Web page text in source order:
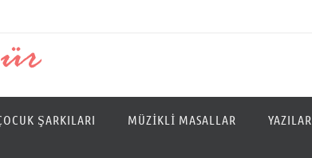
ŞARKILARI MÜZIKLI MASALLAR YAZILAR